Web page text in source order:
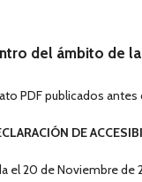
del ámbito de
PDF publicados
DE
el 20 de Noviembre de